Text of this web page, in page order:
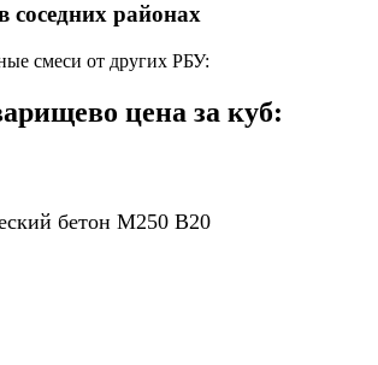
районах
смеси от других РБУ:
цена за куб:
бетон М250 В20